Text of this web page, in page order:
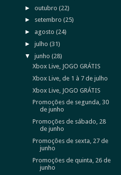
►outubro(22)
► setembro(25)
► agosto(24)
►julho(31)
▼junho(28)
Xbox Live, JOGO GRÁTIS
Xbox Live, de 1 à 7 de julho
Xbox Live, JOGO GRÁTIS
Promoções de segunda, 30
de junho
Promoções de sábado, 28
de junho
Promoções de sexta, 27 de
junho
Promoções de quinta, 26 de
junho